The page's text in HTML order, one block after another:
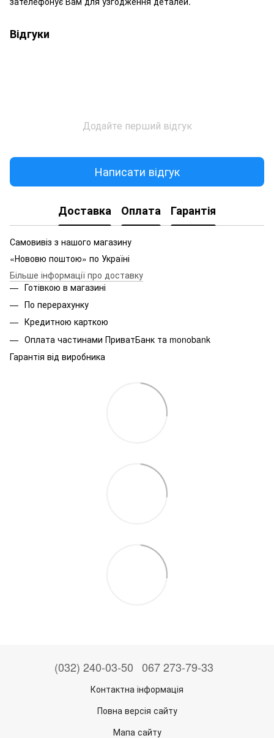
Відгуки
Додайте перший відгук
Написати відгук
Доставка Оплата Гарантія
Самовивіз з нашого магазину
«Нововю поштою» по Україні
Більше інформації про доставку
Готівкою в магазині
По перерахунку
Кредитною карткою
Оплата частинами ПриватБанк та monobank
Гарантія від виробника
(032) 240-03-50 067 273-79-33
Контактна інформація
Повна версія сайту
Мапа сайту